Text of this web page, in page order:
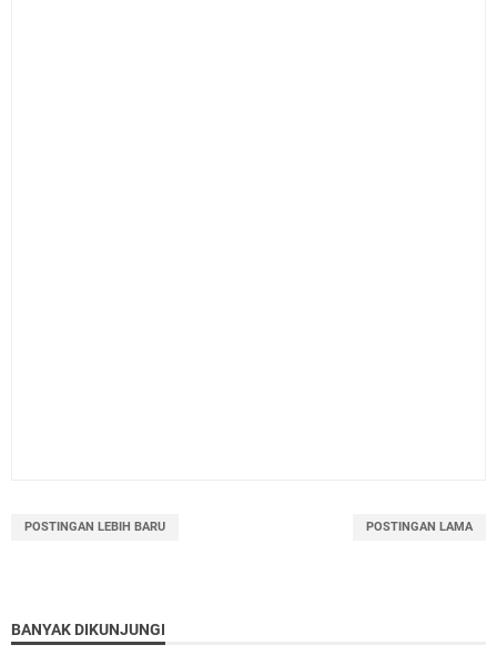
POSTINGAN LEBIH BARU POSTINGAN LAMA
BANYAK DIKUNJUNGI